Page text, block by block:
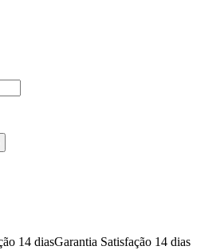
Garantia Satisfação 14 dias